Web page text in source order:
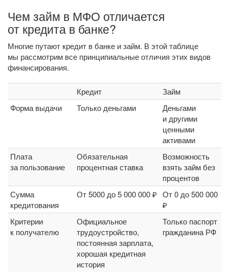
Чем займ в МФО отличается
от кредита в банке?
Многие путают кредит в банке и займ. В этой таблице
мы рассмотрим все принципиальные отличия этих видов
финансирования.
Кредит
Займ
Форма выдачи
Только деньгами
Деньгами
и другими
ценными
активами
Плата
за пользование
Обязательная
процентная ставка
Возможность
взять займ без
процентов
Сумма
кредитования
От 5000 до 5 000 000 ₽ От 0 до 500 000
₽
Критерии
к получателю
Официальное
трудоустройство,
постоянная зарплата,
хорошая кредитная
история
Только паспорт
гражданина РФ